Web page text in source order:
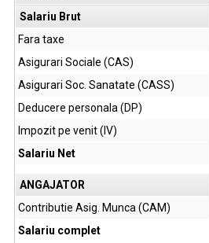
Salariu Brut
Fara taxe
Asigurari Sociale (CAS)
Asigurari Soc. Sanatate (CASS)
Deducere personala (DP)
Impozit pe venit (IV)
Salariu Net
ANGAJATOR
Contributie Asig. Munca (CAM)
Salariu complet